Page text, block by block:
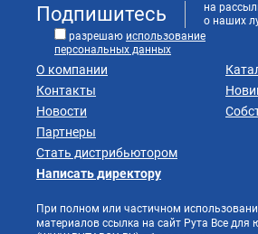
Подпишитесь
на
о наших
разрешаю использование
персональных данных
О компании
Контакты
Новости
Партнеры
Стать дистрибьютором
Написать директору
При полном или частичном
материалов ссылка на сайт Рута Все для